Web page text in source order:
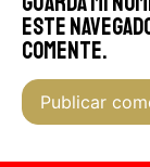
este
comente.